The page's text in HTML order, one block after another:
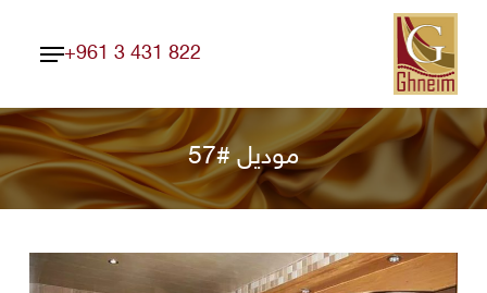
Skip
main
content
+961 3 431 822
Menu
موديل #57
Close
Menu